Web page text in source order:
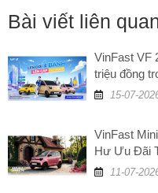
Bài viết liên
VinFast VF
triệu đồng
15-07-
VinFast
Hư Ưu Đãi
11-07-